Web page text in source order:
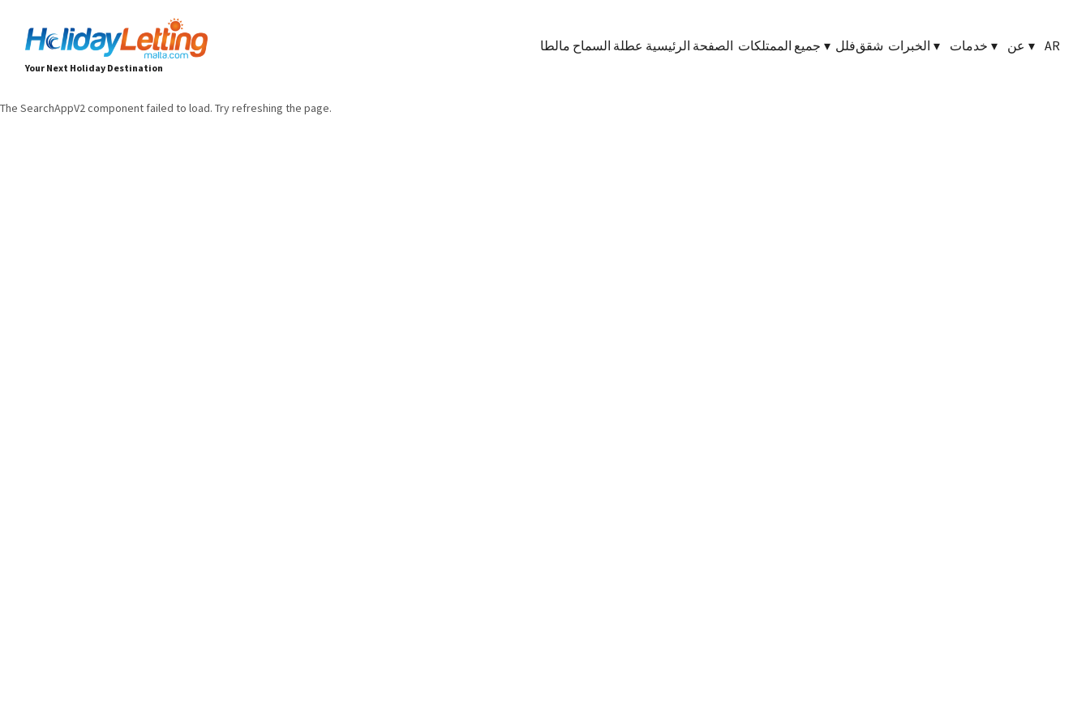
Your Next Holiday Destination
الصفحة الرئيسية عطلة السماح مالطا جميع الممتلكات ▾ فللشقق الخبرات ▾ خدمات ▾ عن ▾ AR
The SearchAppV2 component failed to load. Try refreshing the page.